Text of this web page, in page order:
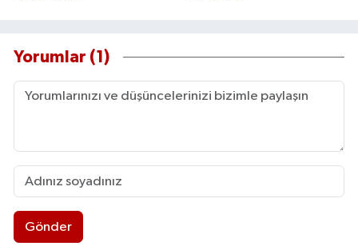
Yorumlar (1)
Gönder